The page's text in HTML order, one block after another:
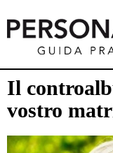
Il
vostro